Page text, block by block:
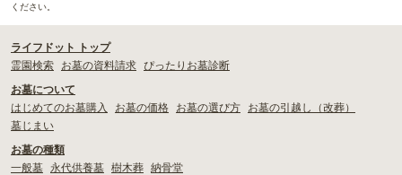
ください。
ライフドット トップ
霊園検索
お墓の資料請求 ぴったりお墓診断
お墓について
はじめてのお墓購入
お墓の価格 お墓の選び方
お墓の引越し（改葬）
墓じまい
お墓の種類
一般墓
永代供養墓 樹木葬 納骨堂